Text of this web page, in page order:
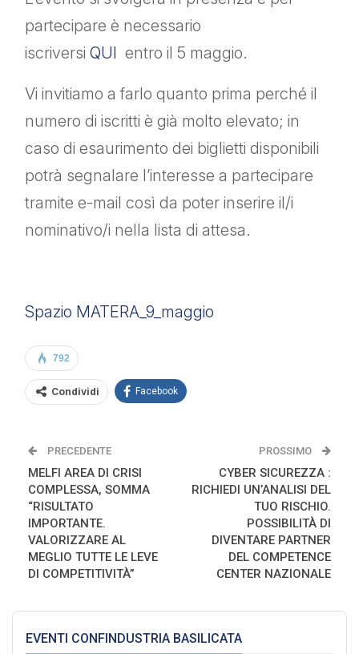
partecipare è necessario
iscriversi QUI entro il 5 maggio.
Vi invitiamo a farlo quanto prima perché il
numero di iscritti è già molto elevato; in
caso di esaurimento dei biglietti disponibili
potrà segnalare l’interesse a partecipare
tramite e-mail così da poter inserire il/i
nominativo/i nella lista di attesa.
Spazio MATERA_9_maggio
792
Condividi Facebook
PRECEDENTE
MELFI AREA DI CRISI
COMPLESSA, SOMMA
“RISULTATO
IMPORTANTE.
VALORIZZARE AL
MEGLIO TUTTE LE LEVE
DI COMPETITIVITÀ”
PROSSIMO
CYBER SICUREZZA :
RICHIEDI UN’ANALISI DEL
TUO RISCHIO.
POSSIBILITÀ DI
DIVENTARE PARTNER
DEL COMPETENCE
CENTER NAZIONALE
EVENTI CONFINDUSTRIA BASILICATA